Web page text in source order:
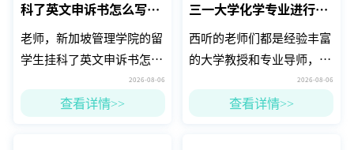
科了英文申诉书怎么写
啊？
老师，新加坡管理学院的留
学生挂科了英文申诉书怎么
2026-08-06
查看详情>>
三一大学化学专业进行留
学生本科预习辅导？
西听的老师们都是经验丰富
的大学教授和专业导师，他
们对化学课程的掌握绝对不
容小觑。你可以放心，他们
2026-08-06
查看详情>>